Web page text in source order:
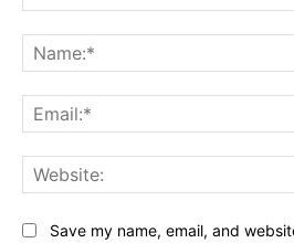
Save my name, email, and